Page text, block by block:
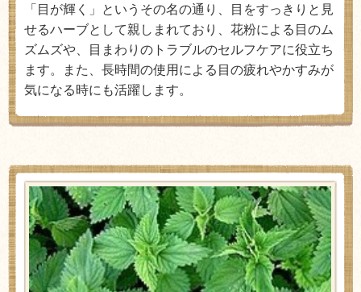
「目が輝く」というその名の通り、目をすっきりと見
せるハーブとして親しまれており、花粉による目のム
ズムズや、目まわりのトラブルのセルフケアに役立ち
ます。また、長時間の使用による目の疲れやかすみが
気になる時にも活躍します。